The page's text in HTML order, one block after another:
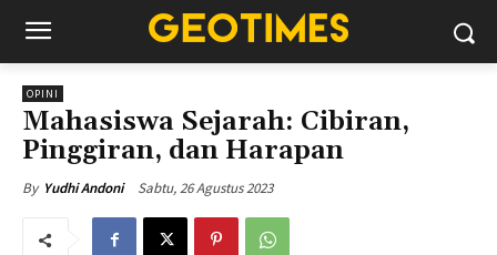
OPINI
Mahasiswa Sejarah: Cibiran,
Pinggiran, dan Harapan
By Yudhi Andoni Sabtu, 26 Agustus 2023